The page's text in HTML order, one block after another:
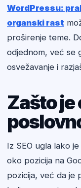
WordPressu:
organski rast
proširenje teme.
odjednom, već se
osvežavanje i
Zašto je
Iz SEO ugla lako
oko pozicija na
pozicija, već da je